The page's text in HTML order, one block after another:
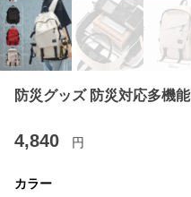
防災グッズ 防災対応多機
4,840 円
カラー